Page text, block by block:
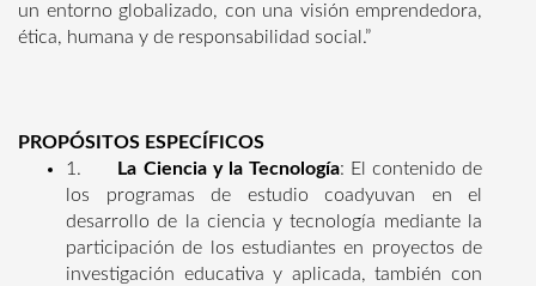
un entorno globalizado, con una visión emprendedora,
ética, humana y de responsabilidad social.”
PROPÓSITOS ESPECÍFICOS
1.
La Ciencia y la Tecnología: El contenido de
los programas de estudio coadyuvan en el
desarrollo de la ciencia y tecnología mediante la
participación de los estudiantes en proyectos de
investigación educativa y aplicada, también con